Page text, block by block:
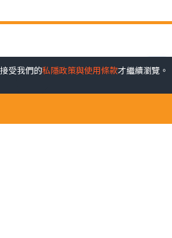
受我們的私隱政策與使用條款才繼續瀏覽。